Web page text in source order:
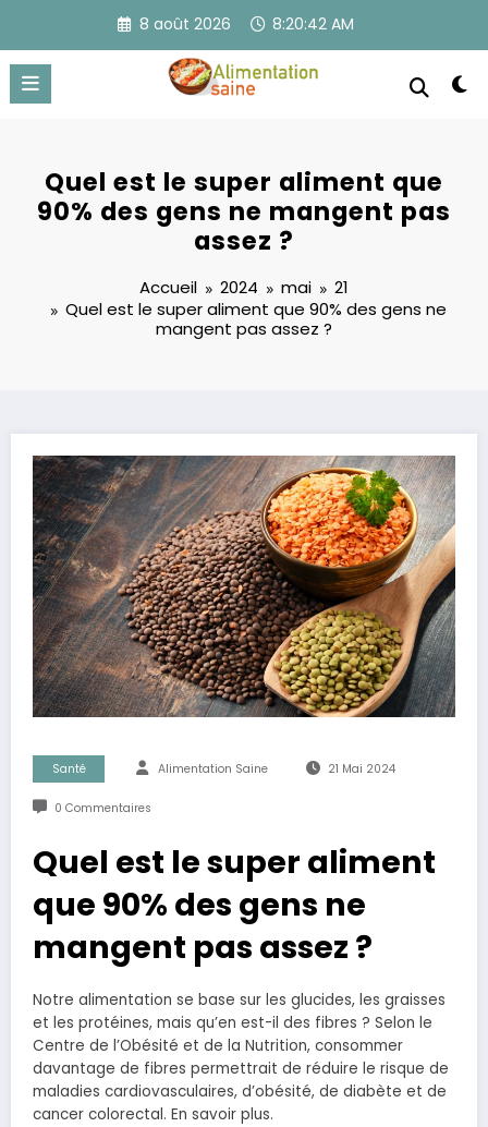
contenu
8 août 2026 8:20:42 AM
Quel est le super aliment que
90% des gens ne mangent pas
assez ?
Accueil 2024 mai
21
Quel est le super aliment que 90% des gens ne
mangent pas assez ?
Santé Alimentation Saine 21 Mai 2024
0 Commentaires
Quel est le super aliment
que 90% des gens ne
mangent pas assez ?
Notre alimentation se base sur les glucides, les graisses
et les protéines, mais qu’en est-il des fibres ? Selon le
Centre de l’Obésité et de la Nutrition, consommer
davantage de fibres permettrait de réduire le risque de
maladies cardiovasculaires, d’obésité, de diabète et de
cancer colorectal. En savoir plus.